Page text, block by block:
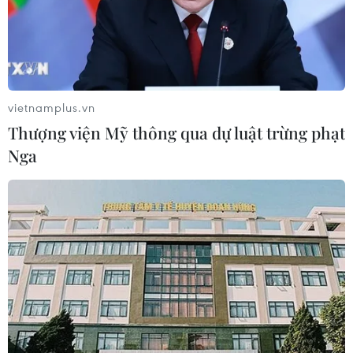
Xem thêm
Tổng Biên tập: TRẦN TIẾN DUẨN
Phó Tổng Biên tập: NGUYỄN THỊ TÁM, KHÚC THANH
THỦY
Sở hữu trí tuệ
Quy định sử dụng
RSS
Hỗ trợ
vietnamplus.vn
Thượng viện Mỹ thông qua dự luật trừng phạt
Nga